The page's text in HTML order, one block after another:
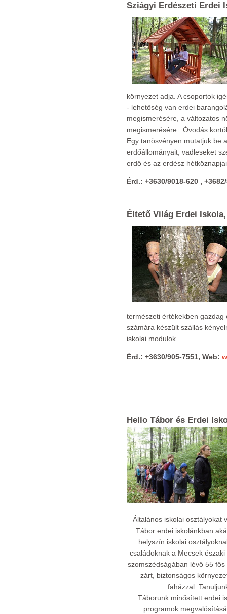
Sziágyi Erdészeti Erdei
környezet adja. A csoportok
- lehetőség van erdei
megismerésére, a változatos
megismerésére. Óvodás
Egy tanösvényen mutatjuk be
erdőállományait, vadleseket
erdő és az erdész
Érd.: +3630/9018-620 ,
Éltető Világ Erdei
természeti értékekben gazdag
számára készült szállás
iskolai modulok.
Érd.: +3630/905-7551, Web:
Hello Tábor és Erdei
Általános iskolai osztályokat
Tábor erdei iskolánkban
helyszín iskolai
családoknak a Mecsek
szomszédságában lévő 55
zárt, biztonságos
faházzal.
Táborunk minősített erdei
programok